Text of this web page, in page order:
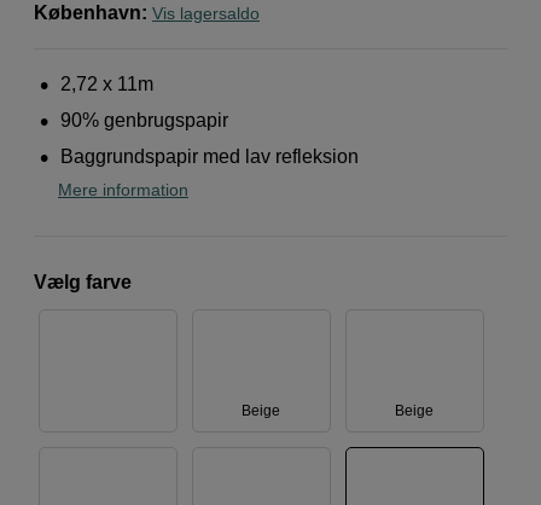
København: Vis lagersaldo
2,72 x 11m
90% genbrugspapir
Baggrundspapir med lav refleksion
Mere information
Vælg farve
Beige Beige